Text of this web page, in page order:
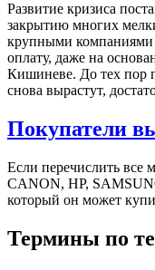
Развитие кризиса
закрытию многих
крупными компаниями
оплату, даже на
Кишиневе. До тех пор
снова вырастут,
Покупатели
Если перечислить
СANON, HP,
который он может
Термины по